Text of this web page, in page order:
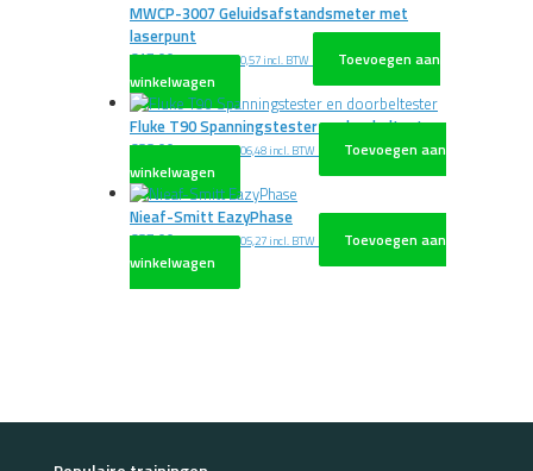
MWCP-3007 Geluidsafstandsmeter met
laserpunt
€17,00 excl. BTW€20,57 incl. BTW
Toevoegen aan
winkelwagen
Fluke T90 Spanningstester en doorbeltester
€88,00 excl. BTW€106,48 incl. BTW
Toevoegen aan
winkelwagen
Nieaf-Smitt EazyPhase
€87,00 excl. BTW€105,27 incl. BTW
Toevoegen aan
winkelwagen